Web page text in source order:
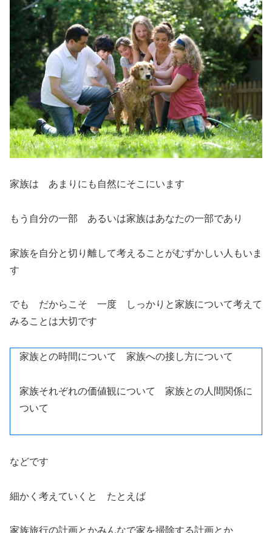
家族は あまりにも自然にそこにいます
もう自分の一部 あるいは家族はあなたの一部であり
家族を自分と切り離して考えることがむずかしい人もいま
す
でも だからこそ 一度 しっかりと家族について考えて
みることは大切です
家族との時間について 家族への接し方について
家族それぞれの価値観について 家族との人間関係に
ついて
などです
細かく考えていくと たとえば
家族旅行の計画とかみんなで家を掃除する計画とか